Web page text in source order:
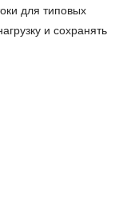
для типовых
и сохранять